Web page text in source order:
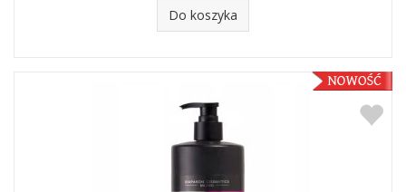
Do koszyka